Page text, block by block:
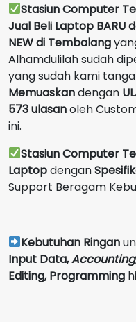
Stasiun Computer
Jual Beli Laptop BARU
NEWdi Tembalang
Alhamdulilah sudah
yang sudah kami
Memuaskandengan
573 ulasanoleh
ini.
Stasiun Computer
Laptopdengan
Support Beragam
Kebutuhan Ringan
Input Data,Accounting
Editing, Programming